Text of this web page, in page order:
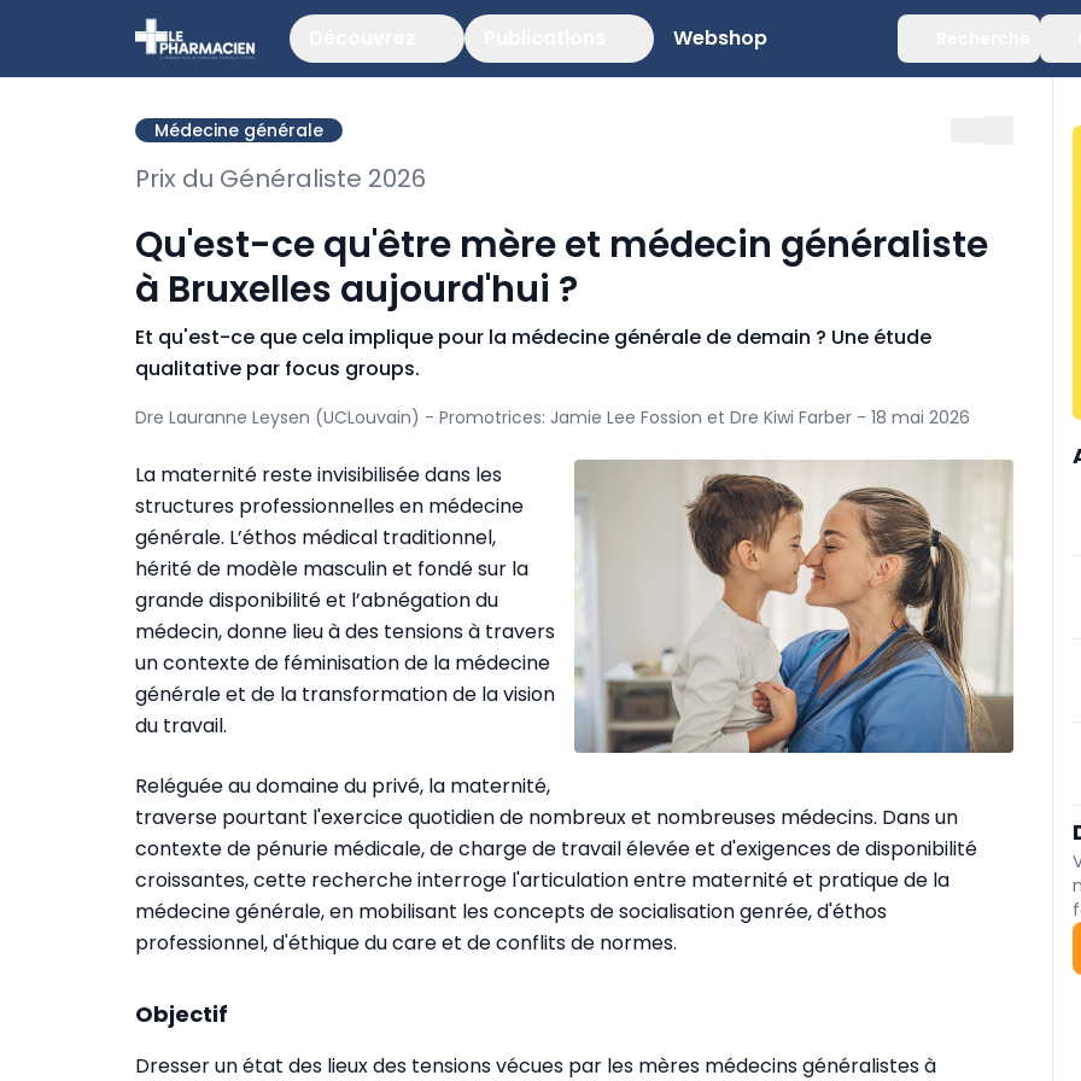
Webshop
Médecine générale
Prix du Généraliste 2026
Qu'est-ce qu'être mère et médecin généraliste
à Bruxelles aujourd'hui ?
Et qu'est-ce que cela implique pour la médecine générale de demain ? Une étude
qualitative par focus groups.
Dre Lauranne Leysen (UCLouvain) - Promotrices: Jamie Lee Fossion et Dre Kiwi Farber - 18 mai 2026
La maternité reste invisibilisée dans les
structures professionnelles en médecine
générale. L’éthos médical traditionnel,
hérité de modèle masculin et fondé sur la
grande disponibilité et l’abnégation du
médecin, donne lieu à des tensions à travers
un contexte de féminisation de la médecine
générale et de la transformation de la vision
du travail.
Reléguée au domaine du privé, la maternité,
traverse pourtant l'exercice quotidien de nombreux et nombreuses médecins. Dans un
contexte de pénurie médicale, de charge de travail élevée et d'exigences de disponibilité
croissantes, cette recherche interroge l'articulation entre maternité et pratique de la
médecine générale, en mobilisant les concepts de socialisation genrée, d'éthos
professionnel, d'éthique du care et de conflits de normes.
Objectif
Dresser un état des lieux des tensions vécues par les mères médecins généralistes à